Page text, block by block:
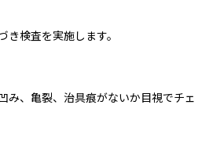
検査を実施します。
み、亀裂、治具痕がないか目視でチェ